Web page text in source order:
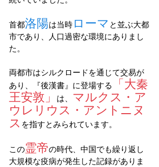
首都洛陽は当時 ローマ と並ぶ大都
市であり、人口過密な環境にありまし
た。
両都市はシルクロードを通じて交易が
あり、『後漢書』に登場する
「大秦
王安敦」
は、 マルクス・ア
ウレリウス・アントニヌ
ス を指すとみられています。
この霊帝の時代、中国でも繰り返し
大規模な疫病が発生した記録がありま